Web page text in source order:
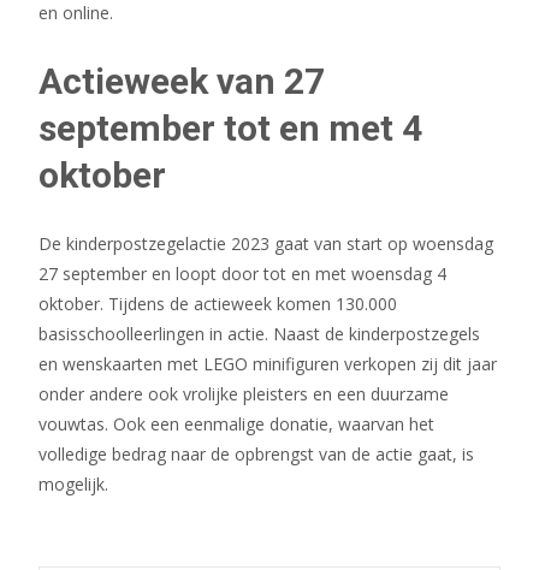
en online.
Actieweek van 27
september tot en met 4
oktober
De kinderpostzegelactie 2023 gaat van start op woensdag
27 september en loopt door tot en met woensdag 4
oktober. Tijdens de actieweek komen 130.000
basisschoolleerlingen in actie. Naast de kinderpostzegels
en wenskaarten met LEGO minifiguren verkopen zij dit jaar
onder andere ook vrolijke pleisters en een duurzame
vouwtas. Ook een eenmalige donatie, waarvan het
volledige bedrag naar de opbrengst van de actie gaat, is
mogelijk.